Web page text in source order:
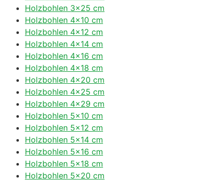
Holzbohlen 3×25 cm
Holzbohlen 4×10 cm
Holzbohlen 4×12 cm
Holzbohlen 4×14 cm
Holzbohlen 4×16 cm
Holzbohlen 4×18 cm
Holzbohlen 4×20 cm
Holzbohlen 4×25 cm
Holzbohlen 4×29 cm
Holzbohlen 5×10 cm
Holzbohlen 5×12 cm
Holzbohlen 5×14 cm
Holzbohlen 5×16 cm
Holzbohlen 5×18 cm
Holzbohlen 5×20 cm